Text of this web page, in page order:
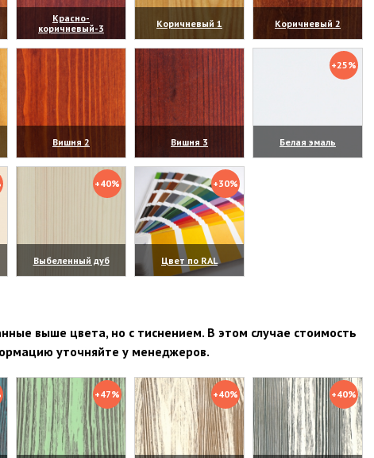
Красно-
коричневый-3
(увеличить)
Коричневый 1
(увеличить)
Коричневый 2
(увеличить)
Вишня 2
(увеличить)
Вишня 3
(увеличить)
+25%
Белая эмаль
(увеличить)
+40%
Выбеленный дуб
(увеличить)
+30%
Цвет по RAL
(увеличить)
выше цвета, но с тиснением. В этом случае стоимость
уточняйте у менеджеров.
+47% +40% +40%